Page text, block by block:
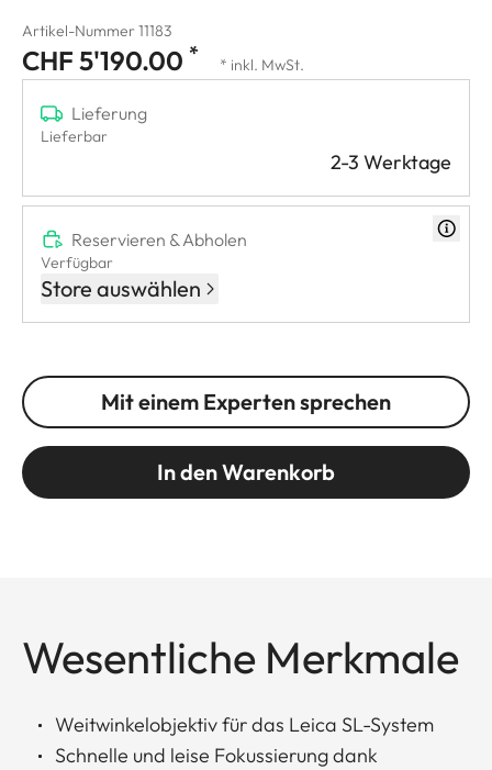
Artikel-Nummer 11183
CHF 5'190.00 * * inkl. MwSt.
Lieferung
Lieferbar
2-3 Werktage
Reservieren & Abholen
Verfügbar
Store auswählen
Mit einem Experten sprechen
In den Warenkorb
Wesentliche Merkmale
Weitwinkelobjektiv für das Leica SL-System
Schnelle und leise Fokussierung dank